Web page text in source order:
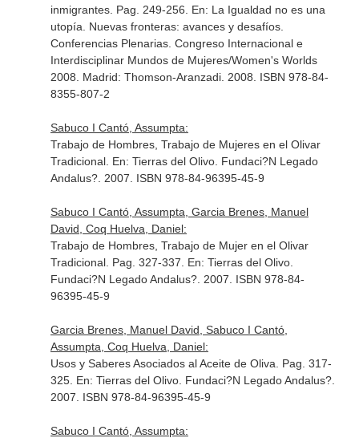
inmigrantes. Pag. 249-256. En: La Igualdad no es una
utopía. Nuevas fronteras: avances y desafíos.
Conferencias Plenarias. Congreso Internacional e
Interdisciplinar Mundos de Mujeres/Women's Worlds
2008 . Madrid: Thomson-Aranzadi. 2008. ISBN 978-84-
8355-807-2
Sabuco I Cantó, Assumpta:
Trabajo de Hombres, Trabajo de Mujeres en el Olivar
Tradicional. En: Tierras del Olivo. Fundaci?N Legado
Andalus?. 2007. ISBN 978-84-96395-45-9
Sabuco I Cantó, Assumpta, Garcia Brenes, Manuel
David, Coq Huelva, Daniel:
Trabajo de Hombres, Trabajo de Mujer en el Olivar
Tradicional. Pag. 327-337. En: Tierras del Olivo.
Fundaci?N Legado Andalus?. 2007. ISBN 978-84-
96395-45-9
Garcia Brenes, Manuel David, Sabuco I Cantó,
Assumpta, Coq Huelva, Daniel:
Usos y Saberes Asociados al Aceite de Oliva. Pag. 317-
325. En: Tierras del Olivo. Fundaci?N Legado Andalus?.
2007. ISBN 978-84-96395-45-9
Sabuco I Cantó, Assumpta: